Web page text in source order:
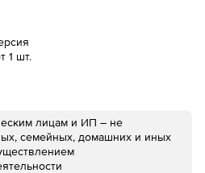
1 шт.
лицам и ИП – не
семейных, домашних и иных